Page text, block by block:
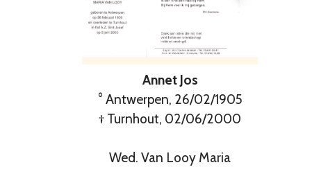
Annet Jos
° Antwerpen, 26/02/1905
† Turnhout, 02/06/2000
Wed. Van Looy Maria